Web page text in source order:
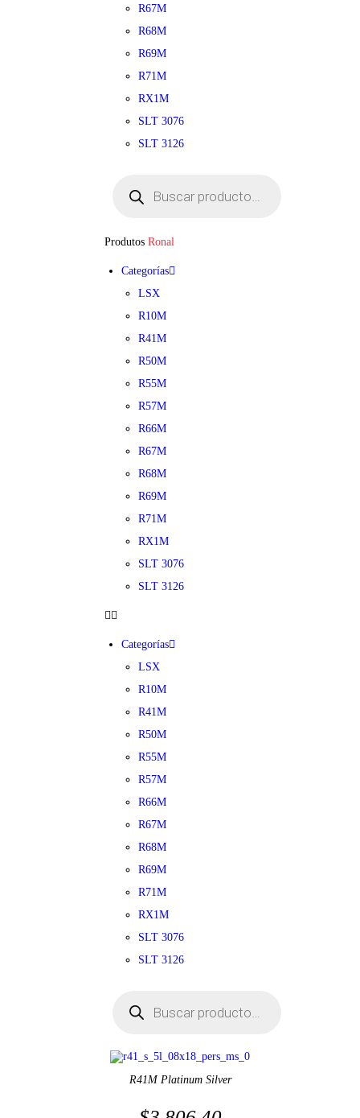
R67M
R68M
R69M
R71M
RX1M
SLT 3076
SLT 3126
productos
Produtos Ronal
Categorías
LSX
R10M
R41M
R50M
R55M
R57M
R66M
R67M
R68M
R69M
R71M
RX1M
SLT 3076
SLT 3126
Categorías
LSX
R10M
R41M
R50M
R55M
R57M
R66M
R67M
R68M
R69M
R71M
RX1M
SLT 3076
SLT 3126
productos
R41M Platinum Silver